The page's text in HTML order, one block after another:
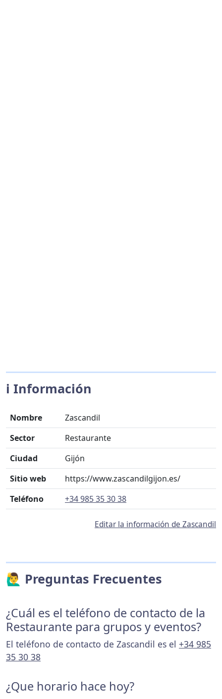
ℹ️ Información
Nombre
Zascandil
Sector
Restaurante
Ciudad
Gijón
Sitio web
https://www.zascandilgijon.es/
Teléfono
+34 985 35 30 38
Editar la información de Zascandil
🙋‍♂️ Preguntas Frecuentes
¿Cuál es el teléfono de contacto de la
Restaurante para grupos y eventos?
El teléfono de contacto de Zascandil es el +34 985
35 30 38
¿Que horario hace hoy?